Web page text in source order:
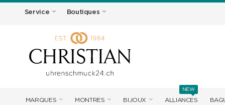
Service Boutiques
MARQUES MONTRES BIJOUX ALLIANCES
NEW